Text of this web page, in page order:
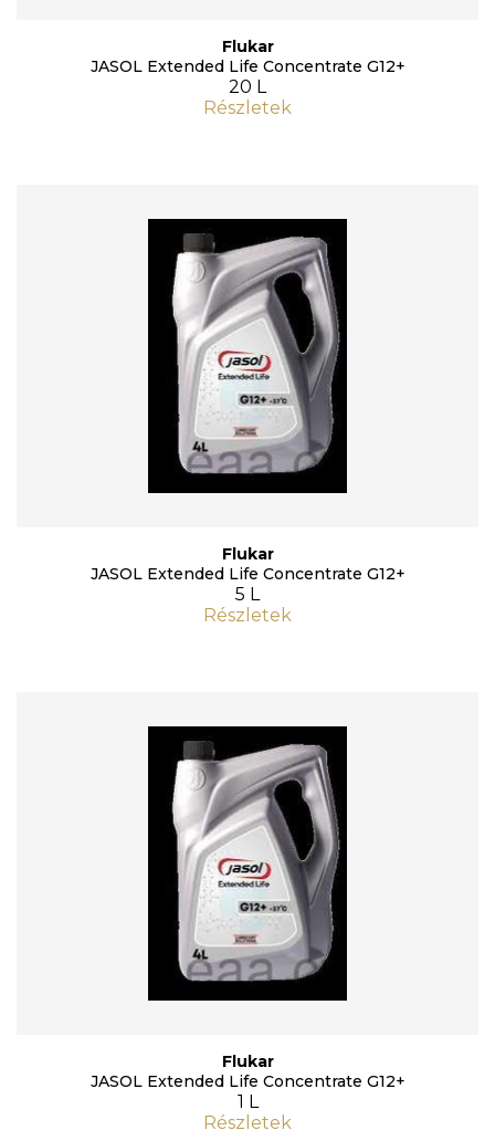
Flukar
JASOL Extended Life Concentrate G12+
20 L
Részletek
Flukar
JASOL Extended Life Concentrate G12+
5 L
Részletek
Flukar
JASOL Extended Life Concentrate G12+
1 L
Részletek